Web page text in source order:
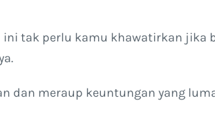
tak perlu kamu khawatirkan jika
dan meraup keuntungan yang